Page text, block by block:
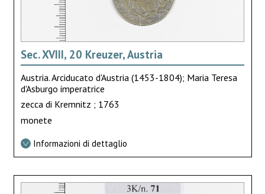
Sec. XVIII, 20 Kreuzer, Austria
Austria. Arciducato d'Austria (1453-1804); Maria Teresa
d'Asburgo imperatrice
zecca di Kremnitz ; 1763
monete
Informazioni di dettaglio